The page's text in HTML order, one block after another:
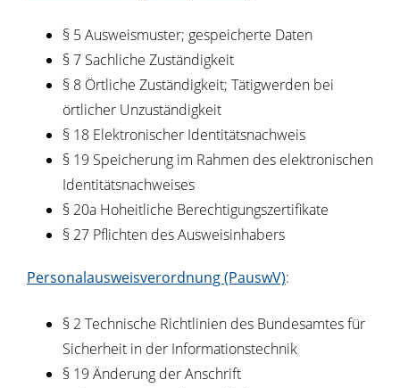
§ 5 Ausweismuster; gespeicherte Daten
§ 7 Sachliche Zuständigkeit
§ 8 Örtliche Zuständigkeit; Tätigwerden bei
örtlicher Unzuständigkeit
§ 18 Elektronischer Identitätsnachweis
§ 19 Speicherung im Rahmen des elektronischen
Identitätsnachweises
§ 20a Hoheitliche Berechtigungszertifikate
§ 27 Pflichten des Ausweisinhabers
Personalausweisverordnung (PauswV):
§ 2 Technische Richtlinien des Bundesamtes für
Sicherheit in der Informationstechnik
§ 19 Änderung der Anschrift